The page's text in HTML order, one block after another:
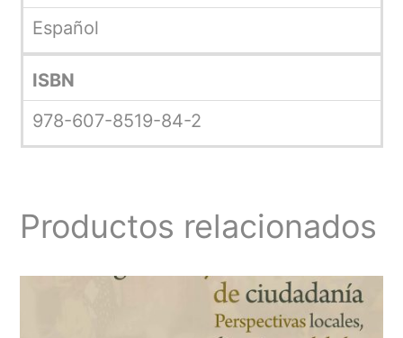
Español
ISBN
978-607-8519-84-2
Productos relacionados